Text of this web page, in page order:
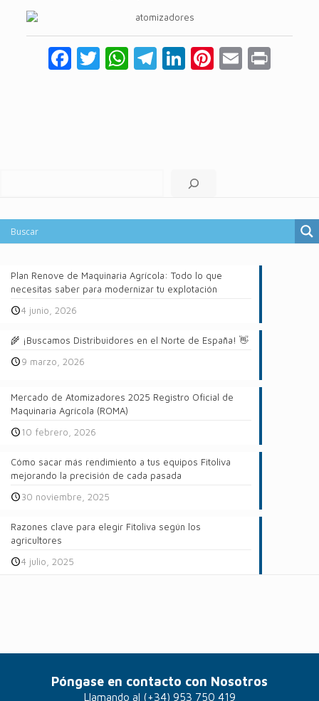
Facebook
Twitter
WhatsApp
Telegram
LinkedIn
Pinterest
Email
Plan Renove de Maquinaria Agrícola: Todo lo que
necesitas saber para modernizar tu explotación
4 junio, 2026
🌾 ¡Buscamos Distribuidores en el Norte de España! 👋
9 marzo, 2026
Mercado de Atomizadores 2025 Registro Oficial de
Maquinaria Agrícola (ROMA)
10 febrero, 2026
Cómo sacar más rendimiento a tus equipos Fitoliva
mejorando la precisión de cada pasada
30 noviembre, 2025
Razones clave para elegir Fitoliva según los
agricultores
4 julio, 2025
Póngase en contacto con Nosotros
Llamando al (+34) 953 750 419